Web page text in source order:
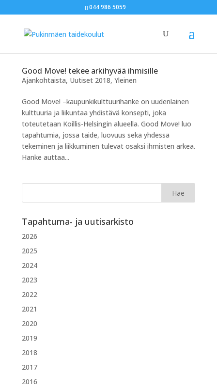
044 986 5059
Good Move! tekee arkihyvää ihmisille
Ajankohtaista, Uutiset 2018, Yleinen
Good Move! –kaupunkikulttuurihanke on uudenlainen
kulttuuria ja liikuntaa yhdistävä konsepti, joka
toteutetaan Koillis-Helsingin alueella. Good Move! luo
tapahtumia, jossa taide, luovuus sekä yhdessä
tekeminen ja liikkuminen tulevat osaksi ihmisten arkea.
Hanke auttaa...
Tapahtuma- ja uutisarkisto
2026
2025
2024
2023
2022
2021
2020
2019
2018
2017
2016